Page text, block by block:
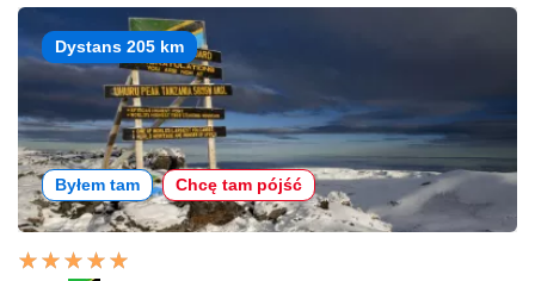
Dystans 205 km
Byłem tam Chcę tam pójść